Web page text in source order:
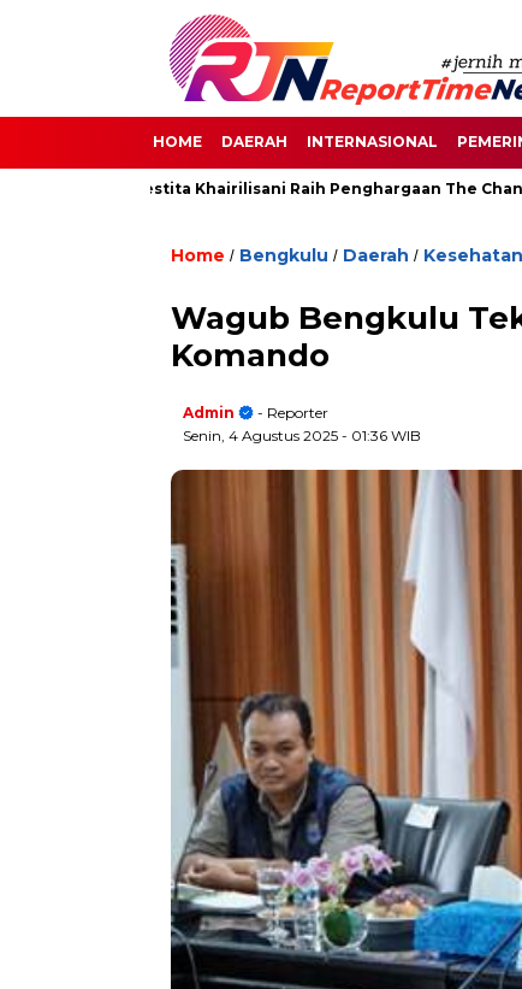
HOME DAERAH INTERNASIONAL
Destita Khairilisani Raih Penghargaan The Change
Home / Bengkulu / Daerah / Kesehatan
Wagub Bengkulu
Komando
Admin
- Reporter
Senin, 4 Agustus 2025 - 01:36 WIB